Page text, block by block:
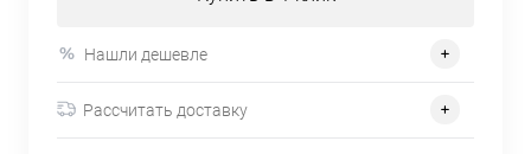
Нашли дешевле
Рассчитать доставку